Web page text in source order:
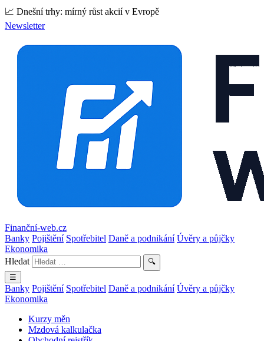
📈 Dnešní trhy: mírný růst akcií v Evropě
Newsletter
Finanční-web.cz
Banky Pojištění Spotřebitel Daně a podnikání Úvěry a půjčky
Ekonomika
Hledat
🔍
☰
Banky Pojištění Spotřebitel Daně a podnikání Úvěry a půjčky
Ekonomika
Kurzy měn
Mzdová kalkulačka